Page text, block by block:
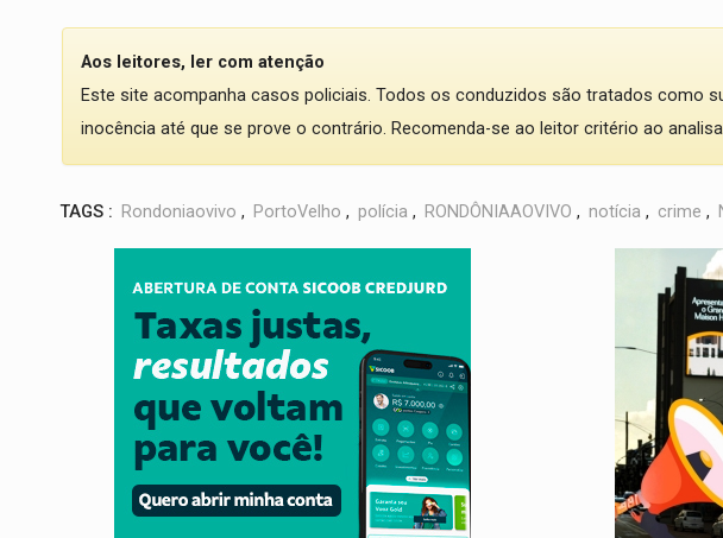
Aos leitores, ler com atenção
Este site acompanha casos policiais. Todos os conduzidos são tratados como
inocência até que se prove o contrário. Recomenda-se ao leitor critério ao
TAGS : Rondoniaovivo , PortoVelho , polícia , RONDÔNIAAOVIVO , notícia , crime ,